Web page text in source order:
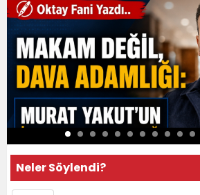
Neler Söylendi?